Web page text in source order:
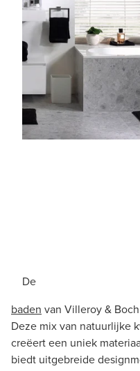
De
baden van Villeroy &
Deze mix van natuurlijke
creëert een uniek
biedt uitgebreide